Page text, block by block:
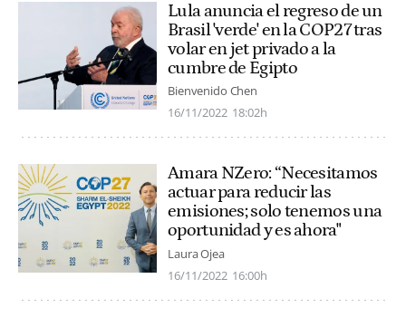
Lula anuncia el regreso de un
Brasil 'verde' en la COP27 tras
volar en jet privado a la
cumbre de Egipto
Bienvenido Chen
16/11/2022 18:02h
Amara NZero: “Necesitamos
actuar para reducir las
emisiones; solo tenemos una
oportunidad y es ahora"
Laura Ojea
16/11/2022 16:00h